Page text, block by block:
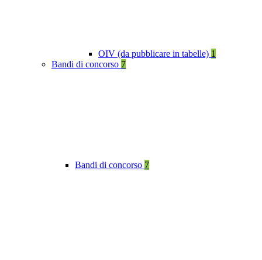
OIV (da pubblicare in tabelle) 1
Bandi di concorso 7
Bandi di concorso 7